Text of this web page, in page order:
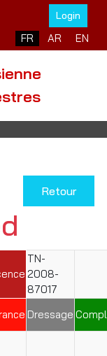
Login
Sélectionnez votre
FR AR EN
Retour
TN-
2008-
87017
Dressage